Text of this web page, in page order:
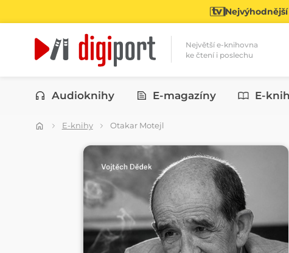
Největší e-knihovna
ke čtení i poslechu
Kategorie
Audioknihy E-magazíny E-
E-knihy Otakar Motejl